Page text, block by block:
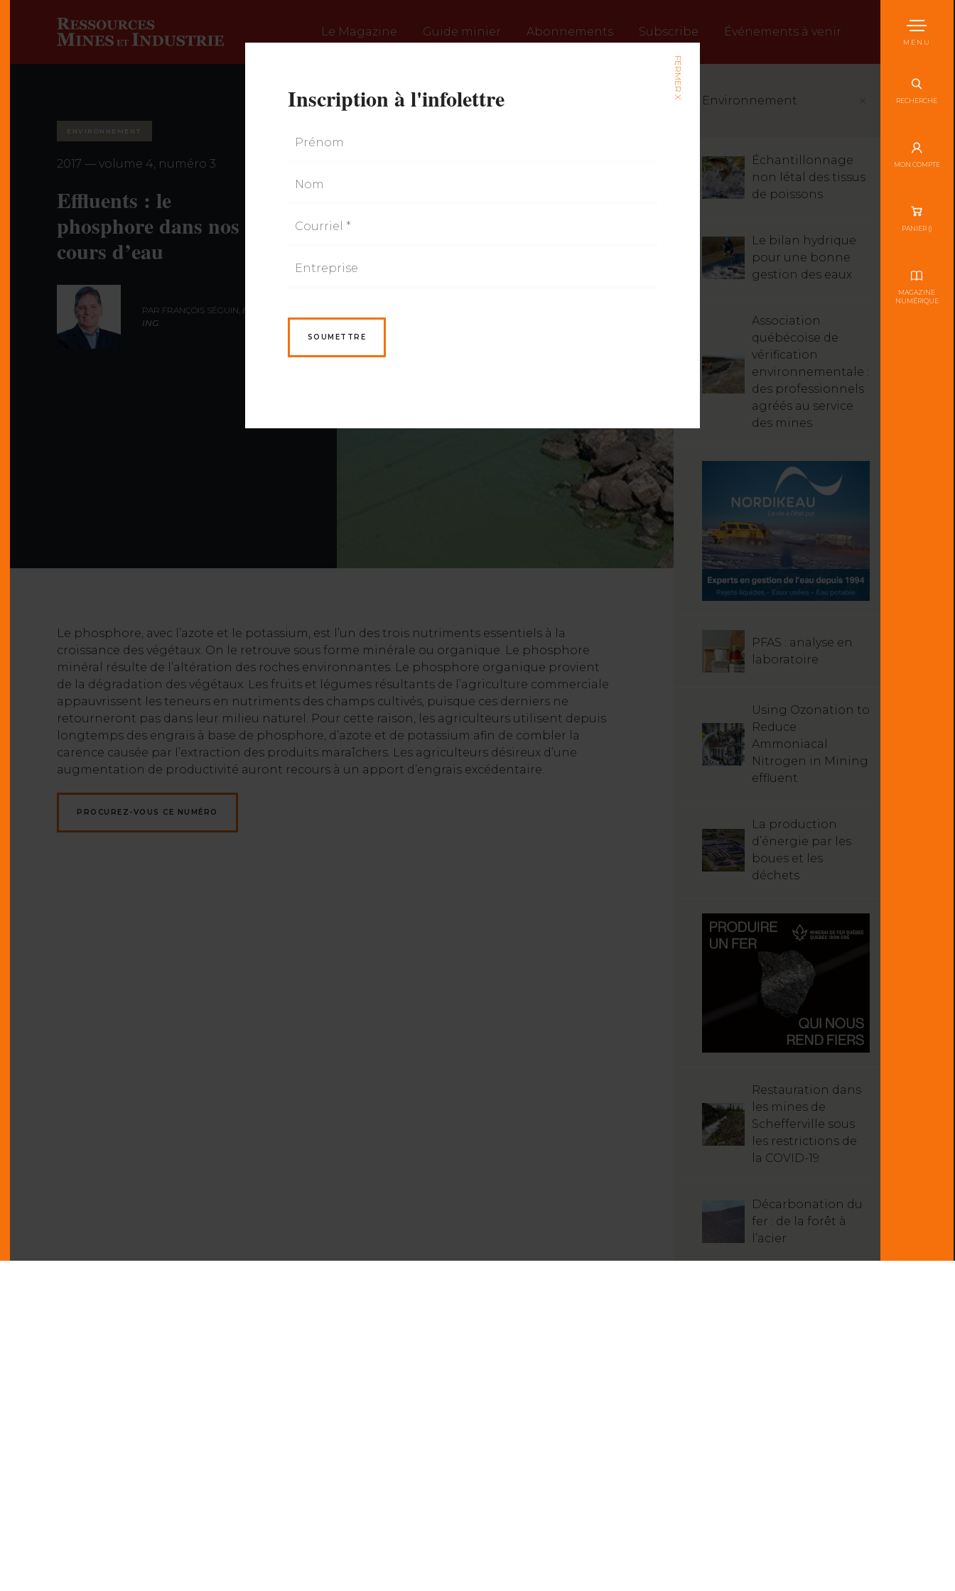
Le Magazine Guide minier Abonnements Subscribe Événements à venir
MENU
RECHERCHE
MON COMPTE
PANIER ()
MAGAZINE
NUMÉRIQUE
ENVIRONNEMENT
2017 — volume 4, numéro 3
Effluents : le
phosphore dans nos
cours d’eau
PAR FRANÇOIS SÉGUIN, ING., M.
ING.
Le phosphore, avec l’azote et le potassium, est l’un des trois nutriments essentiels à la
croissance des végétaux. On le retrouve sous forme minérale ou organique. Le phosphore
minéral résulte de l’altération des roches environnantes. Le phosphore organique provient
de la dégradation des végétaux. Les fruits et légumes résultants de l’agriculture commerciale
appauvrissent les teneurs en nutriments des champs cultivés, puisque ces derniers ne
retourneront pas dans leur milieu naturel. Pour cette raison, les agriculteurs utilisent depuis
longtemps des engrais à base de phosphore, d’azote et de potassium afin de combler la
carence causée par l’extraction des produits maraîchers. Les agriculteurs désireux d’une
augmentation de productivité auront recours à un apport d’engrais excédentaire.
PROCUREZ-VOUS CE NUMÉRO
Environnement
Échantillonnage
non létal des tissus
de poissons
Le bilan hydrique
pour une bonne
gestion des eaux
Association
québécoise de
vérification
environnementale :
des professionnels
agréés au service
des mines
PFAS : analyse en
laboratoire
Using Ozonation to
Reduce
Ammoniacal
Nitrogen in Mining
effluent
La production
d’énergie par les
boues et les
déchets
Restauration dans
les mines de
Schefferville sous
les restrictions de
la COVID-19
Décarbonation du
fer : de la forêt à
l’acier
FERMER X
Inscription à l'infolettre
SOUMETTRE